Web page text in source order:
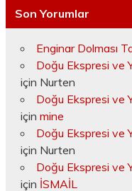
Son Yorumlar
Enginar Dolması
Doğu Ekspresi ve
için Nurten
Doğu Ekspresi ve
için mine
Doğu Ekspresi ve
için Nurten
Doğu Ekspresi ve
için İSMAİL